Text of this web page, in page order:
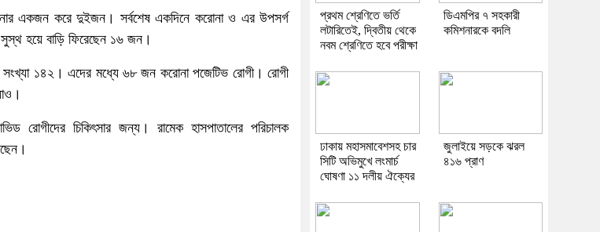
একজন করে দুইজন। সর্বশেষ একদিনে করোনা ও এর উপসর্গ
হয়ে বাড়ি ফিরেছেন ১৬ জন।
সংখ্যা ১৪২। এদের মধ্যে ৬৮ জন করোনা পজেটিভ রোগী। রোগী
রোগীদের চিকিৎসার জন্য। রামেক হাসপাতালের পরিচালক
প্রথম শ্রেণিতে ভর্তি
লটারিতেই, দ্বিতীয় থেকে
নবম শ্রেণিতে হবে পরীক্ষা
ডিএমপির ৭ সহকারী
কমিশনারকে বদলি
ঢাকায় মহাসমাবেশসহ চার
সিটি অভিমুখে লংমার্চ
ঘোষণা ১১ দলীয় ঐক্যের
জুলাইয়ে সড়কে ঝরল
৪১৬ প্রাণ